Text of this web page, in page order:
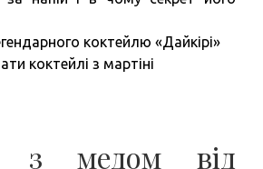
коктейлю «Дайкірі»
коктейлі з мартіні
з медом від